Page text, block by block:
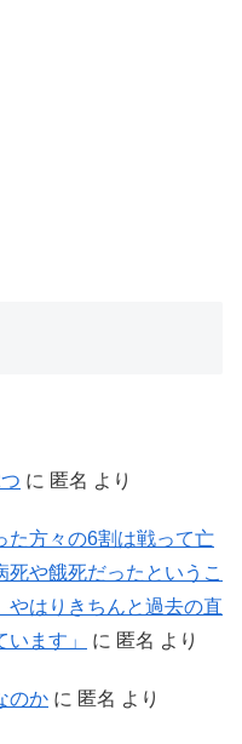
に 匿名 より
た方々の6割は戦って亡
死や餓死だったというこ
やはりきちんと過去の直
ます」
に 匿名 より
のか に 匿名 より